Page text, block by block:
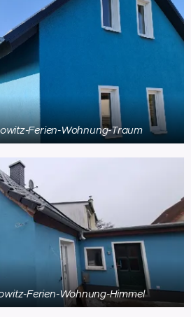
Ferien-Wohnung-Traum
Ferien-Wohnung-Himmel